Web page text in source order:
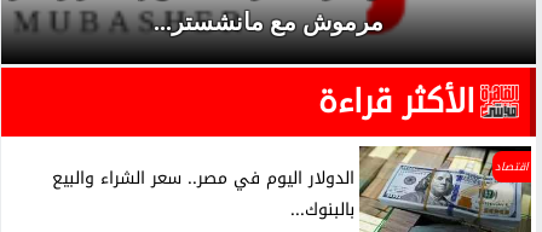
مرموش مع مانشستر...
الأكثر قراءة
اقتصاد
الدولار اليوم في مصر.. سعر الشراء والبيع
بالبنوك...